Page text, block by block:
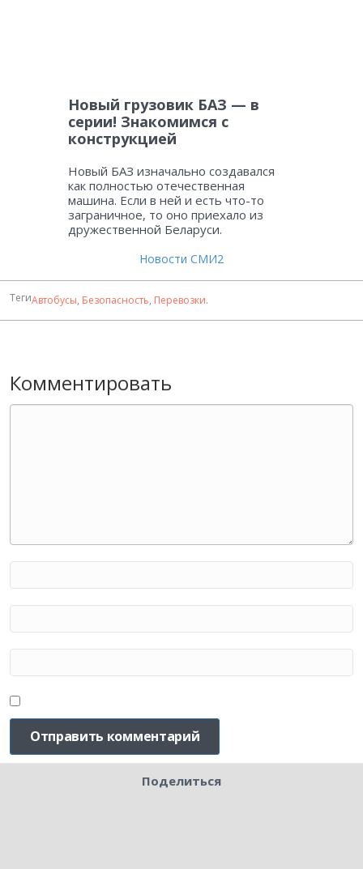
Новый грузовик БАЗ — в
серии! Знакомимся с
конструкцией
Новый БАЗ изначально создавался
как полностью отечественная
машина. Если в ней и есть что-то
заграничное, то оно приехало из
дружественной Беларуси.
Новости СМИ2
ТегиАвтобусы, Безопасность, Перевозки.
Комментировать
Поделиться